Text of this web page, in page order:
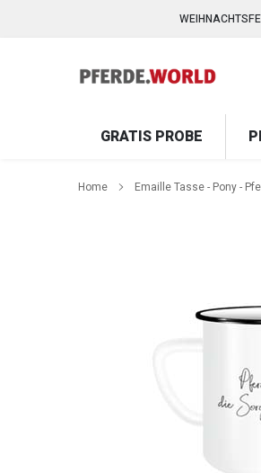
GRATIS PROBE
Home Emaille Tasse - Pony -